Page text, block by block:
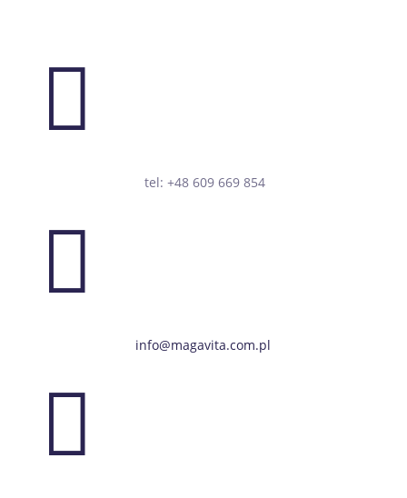

tel: +48 609 669 854

info@magavita.com.pl
